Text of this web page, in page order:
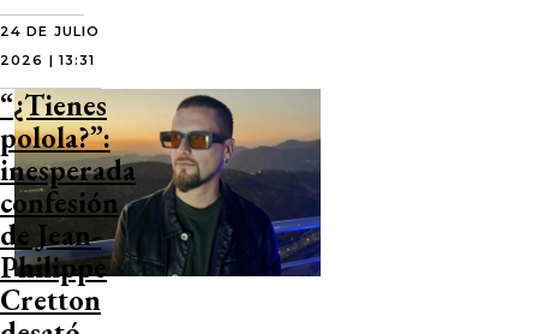
24 DE JULIO
2026 | 13:31
“¿Tienes
polola?”:
inesperada
confesión
de Jean-
Philippe
Cretton